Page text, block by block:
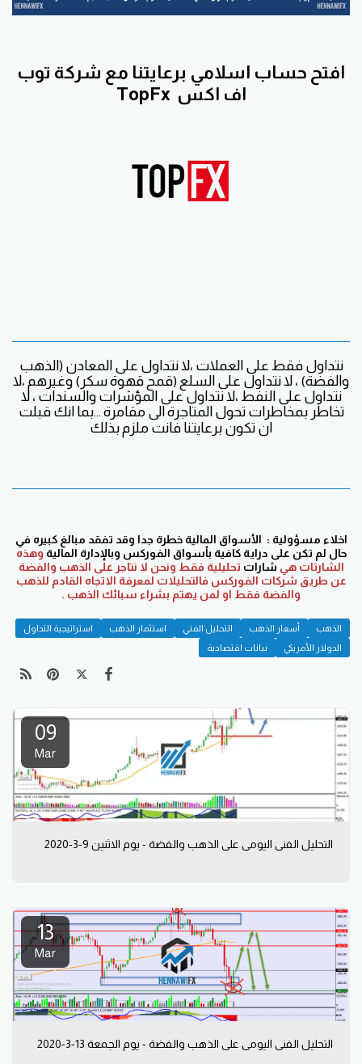
افتح حساب اسلامي برعايتنا مع شركة توب
اف اكس TopFx
نتداول فقط على العملات ،لا نتداول على المعادن (الذهب
والفضة) ، لا نتداول على السلع (قمح قهوة سكر) وغيرهم ،لا
نتداول على النفط ،لا نتداول على المؤشرات والسندات ، لا
تخاطر بمخاطرات تحول المتاجرة الى مقامرة ...بما انك قبلت
ان تكون برعايتنا فانت ملزم بذلك
اخلاء مسؤولية : الأسواق المالية خطرة جدا وقد تفقد مبالغ كبيره في
حال لم تكن على دراية كافية بأسواق الفوركس وبالإدارة المالية وهذه
الشارتات هي شارات تحليلية فقط ونحن لا نتاجر على الذهب والفضة
عن طريق شركات الفوركس فالتحليلات لمعرفة الاتجاه القادم للذهب
والفضة فقط او لمن يهتم بشراء سبائك الذهب .
الذهب أسعار الذهب التحليل الفني استثمار الذهب
استراتيجية التداول
الدولار الأمريكي
بيانات اقتصادية
09
Mar
التحليل الفني اليومي على الذهب والفضة - يوم الاثنين 9-3-2020
13
Mar
التحليل الفني اليومي على الذهب والفضة - يوم الجمعة 13-3-2020